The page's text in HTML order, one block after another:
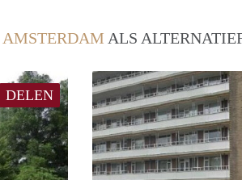
AMSTERDAM ALS
DELEN